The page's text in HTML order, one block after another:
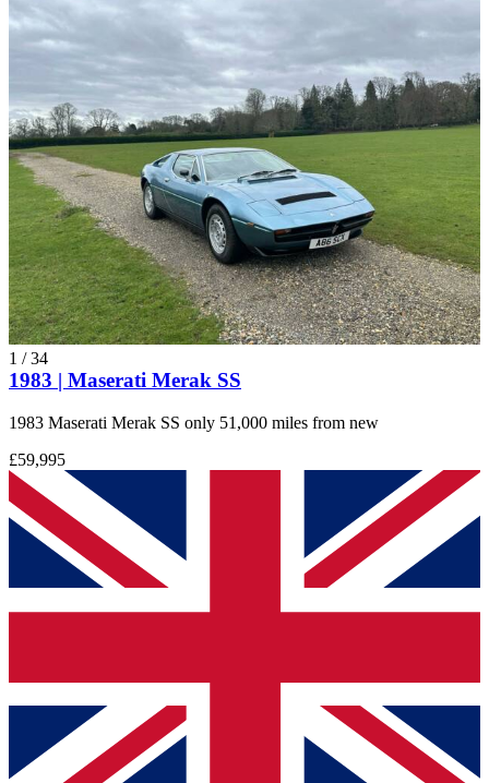
1 /34
1983 | Maserati Merak SS
1983 Maserati Merak SS only 51,000 miles from new
£59,995